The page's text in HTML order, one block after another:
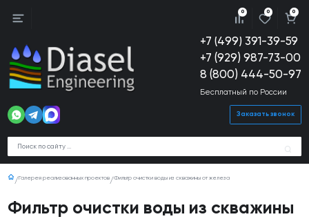
+7 (499) 391-39-59
+7 (929) 987-73-00
8 (800) 444-50-97
Бесплатный по России
Заказать звонок
0 0 0
Галерея реализованных проектов Фильтр очистки воды из скважины от железа
Фильтр очистки воды из скважины